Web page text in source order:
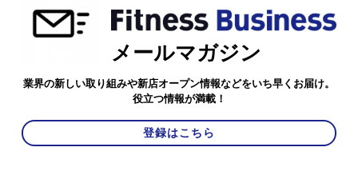
メールマガジン
業界の新しい取り組みや新店オープン情報などをいち早くお届け。
役立つ情報が満載！
登録はこちら